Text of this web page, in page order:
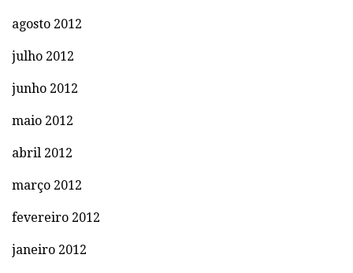
agosto 2012
julho 2012
junho 2012
maio 2012
abril 2012
março 2012
fevereiro 2012
janeiro 2012